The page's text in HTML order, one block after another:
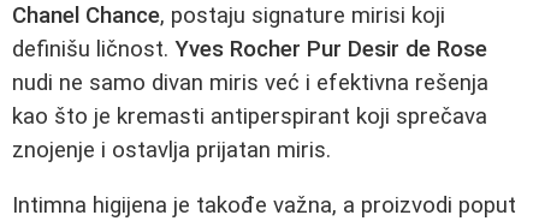
Chanel Chance, postaju signature mirisi koji
definišu ličnost. Yves Rocher Pur Desir de Rose
nudi ne samo divan miris već i efektivna rešenja
kao što je kremasti antiperspirant koji sprečava
znojenje i ostavlja prijatan miris.
Intimna higijena je takođe važna, a proizvodi poput